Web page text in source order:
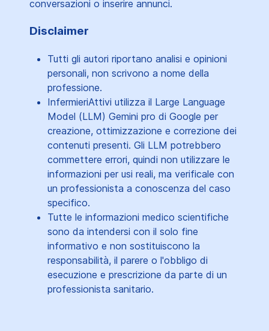
conversazioni o inserire annunci.
Disclaimer
Tutti gli autori riportano analisi e opinioni
personali, non scrivono a nome della
professione.
InfermieriAttivi utilizza il Large Language
Model (LLM) Gemini pro di Google per
creazione, ottimizzazione e correzione dei
contenuti presenti. Gli LLM potrebbero
commettere errori, quindi non utilizzare le
informazioni per usi reali, ma verificale con
un professionista a conoscenza del caso
specifico.
Tutte le informazioni medico scientifiche
sono da intendersi con il solo fine
informativo e non sostituiscono la
responsabilità, il parere o l'obbligo di
esecuzione e prescrizione da parte di un
professionista sanitario.